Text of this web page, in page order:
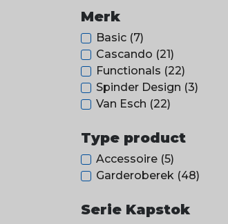
Merk
Basic (7)
Cascando (21)
Functionals (22)
Spinder Design (3)
Van Esch (22)
Type product
Accessoire (5)
Garderoberek (48)
Serie Kapstok